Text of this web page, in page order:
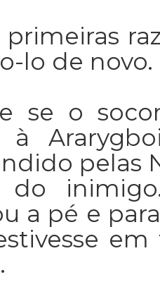
primeiras
lo de novo.
se o
à
pelas
do
a pé e